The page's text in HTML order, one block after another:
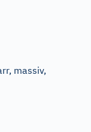
massiv,